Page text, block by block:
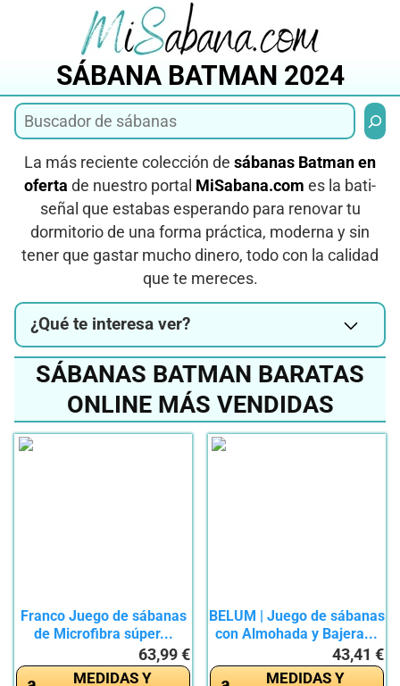
SÁBANA BATMAN 2024
La más reciente colección de sábanas Batman en
oferta de nuestro portal MiSabana.com es la bati-
señal que estabas esperando para renovar tu
dormitorio de una forma práctica, moderna y sin
tener que gastar mucho dinero, todo con la calidad
que te mereces.
¿Qué te interesa ver?
SÁBANAS BATMAN BARATAS
ONLINE MÁS VENDIDAS
Franco Juego de sábanas
de Microfibra súper...
63,99 €
MEDIDAS Y
BELUM | Juego de sábanas
con Almohada y Bajera...
43,41 €
MEDIDAS Y